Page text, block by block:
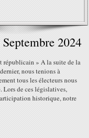
2024
républicain » A la suite de la
nous tenions à
tous les électeurs nous
Lors de ces législatives,
historique, notre